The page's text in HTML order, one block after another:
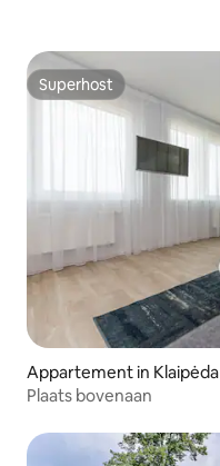
Superhost
Superhost
Appartement in Klaipėda
Plaats bovenaan